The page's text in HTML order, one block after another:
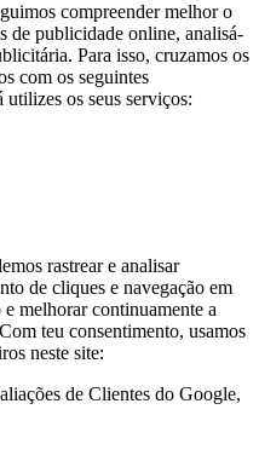
compreender melhor o
de publicidade online, analisá-
Para isso, cruzamos os
com os seguintes
utilizes os seus serviços:
rastrear e analisar
de cliques e navegação em
melhorar continuamente a
teu consentimento, usamos
neste site:
de Clientes do Google,